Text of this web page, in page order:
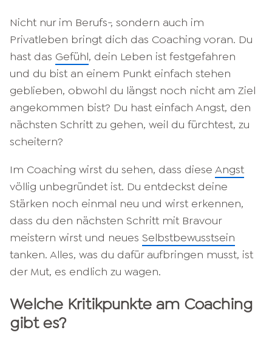
Nicht nur im Berufs-, sondern auch im
Privatleben bringt dich das Coaching voran. Du
hast das Gefühl, dein Leben ist festgefahren
und du bist an einem Punkt einfach stehen
geblieben, obwohl du längst noch nicht am Ziel
angekommen bist? Du hast einfach Angst, den
nächsten Schritt zu gehen, weil du fürchtest, zu
scheitern?
Im Coaching wirst du sehen, dass diese Angst
völlig unbegründet ist. Du entdeckst deine
Stärken noch einmal neu und wirst erkennen,
dass du den nächsten Schritt mit Bravour
meistern wirst und neues Selbstbewusstsein
tanken. Alles, was du dafür aufbringen musst, ist
der Mut, es endlich zu wagen.
Welche Kritikpunkte am Coaching
gibt es?